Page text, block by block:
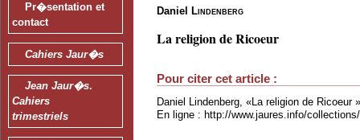
Pr�sentation et
contact
Cahiers Jaur�s
Jean Jaur�s.
Cahiers
trimestriels
Daniel
Lindenberg
La religion de Ricoeur
Pour citer cet article :
Daniel Lindenberg, «La religion de Ricoeur
En ligne : http://www.jaures.info/